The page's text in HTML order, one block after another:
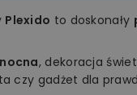
Plexido to doskonały
, dekoracja
czy gadżet dla